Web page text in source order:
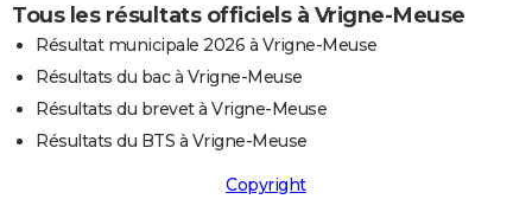
Tous les résultats officiels à Vrigne-Meuse
Résultat municipale 2026 à Vrigne-Meuse
Résultats du bac à Vrigne-Meuse
Résultats du brevet à Vrigne-Meuse
Résultats du BTS à Vrigne-Meuse
Copyright